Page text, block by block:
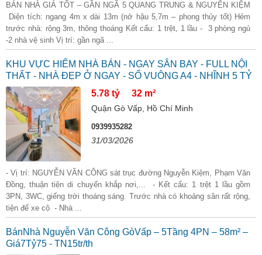
BÁN NHÀ GIÁ TỐT – GẦN NGÃ 5 QUANG TRUNG & NGUYỄN KIỆM
Diện tích: ngang 4m x dài 13m (nở hậu 5,7m – phong thủy tốt) Hẻm
trước nhà: rộng 3m, thông thoáng Kết cấu: 1 trệt, 1 lầu - 3 phòng ngủ
-2 nhà vệ sinh Vị trí: gần ngã ...
KHU VỰC HIẾM NHÀ BÁN - NGAY SÂN BAY - FULL NỘI
THẤT - NHÀ ĐẸP Ở NGAY - SỔ VUÔNG A4 - NHĨNH 5 TỶ
5.78 tỷ
32 m²
Quận Gò Vấp, Hồ Chí Minh
0939935282
31/03/2026
- Vị trí: NGUYỄN VĂN CÔNG sát trục đường Nguyễn Kiệm, Phạm Văn
Đồng, thuận tiện di chuyển khắp nơi,... - Kết cấu: 1 trệt 1 lầu gồm
3PN, 3WC, giếng trời thoáng sáng. Trước nhà có khoảng sân rất rộng,
tiện để xe cộ - Nhà ...
BánNhà Nguyễn Văn Công GòVấp – 5Tầng 4PN – 58m² –
Giá7Tỷ75 - TN15tr/th